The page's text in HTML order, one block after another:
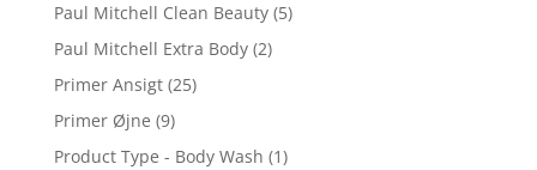
Paul Mitchell Clean Beauty (5)
Paul Mitchell Extra Body (2)
Primer Ansigt (25)
Primer Øjne (9)
Product Type - Body Wash (1)